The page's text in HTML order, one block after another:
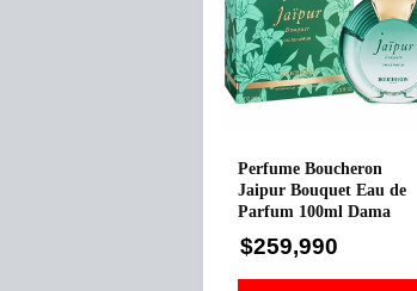
Perfume Boucheron
Jaipur Bouquet Eau de
Parfum 100ml Dama
$259,990